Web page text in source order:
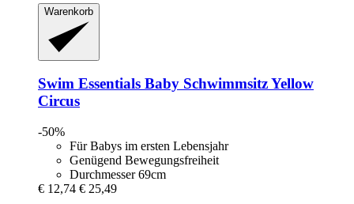
Warenkorb
Swim Essentials Baby Schwimmsitz Yellow
Circus
-50%
Für Babys im ersten Lebensjahr
Genügend Bewegungsfreiheit
Durchmesser 69cm
€ 12,74 € 25,49